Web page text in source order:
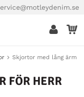
Skjortor med lång ärm
FÖR HERR